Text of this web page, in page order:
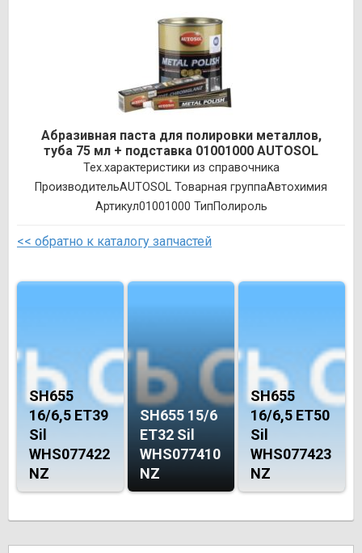
Абразивная паста для полировки металлов,
туба 75 мл + подставка 01001000 AUTOSOL
Тех.характеристики из справочника
ПроизводительAUTOSOL Товарная группаАвтохимия
Артикул01001000 ТипПолироль
<< обратно к каталогу запчастей
SH655
16/6,5 ET39
Sil
WHS077422
NZ
SH655 15/6
ET32 Sil
WHS077410
NZ
SH655
16/6,5 ET50
Sil
WHS077423
NZ